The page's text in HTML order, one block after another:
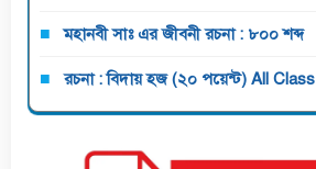
মহানবী সাঃ এর জীবনী রচনা : ৮০০ শব্দ
রচনা : বিদায় হজ (২০ পয়েন্ট) All Class